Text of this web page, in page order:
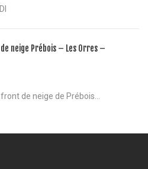
neige Prébois – Les Orres –
de neige de Prébois...